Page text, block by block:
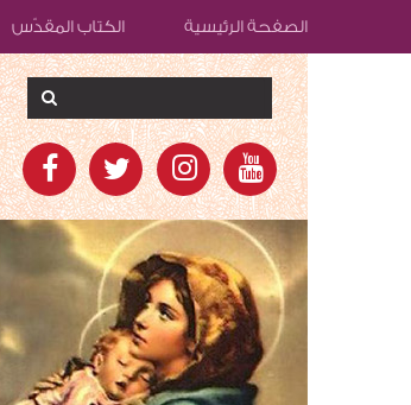
الصفحة الرئيسية الكتاب المقدّس